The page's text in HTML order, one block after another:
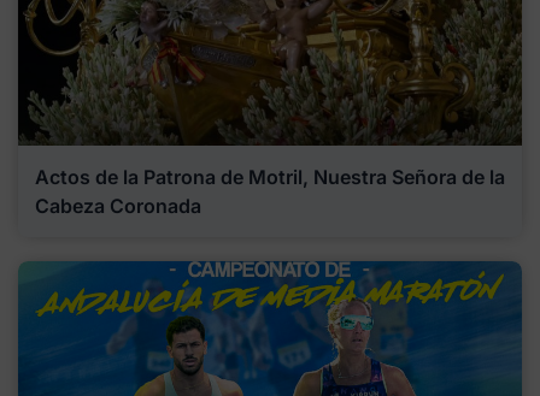
Actos de la Patrona de Motril, Nuestra Señora de la
Cabeza Coronada